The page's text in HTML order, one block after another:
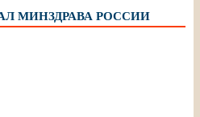
МИНЗДРАВА РОССИИ